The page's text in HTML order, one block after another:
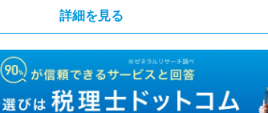
詳細を見る